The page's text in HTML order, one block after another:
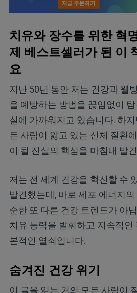
치유와 장수를 위한 혁
제 베스트셀러가 된 이
요
지난 50년 동안 저는 건강과 웰
을 예방하는 방법을 끊임없이
실에 가까워지고 있습니다. 하
든 사람이 앓고 있는 신체 질환
이 될 진실의 핵심을 마침내 발
저는 전 세계 건강을 혁신할 수
발견했는데, 바로 세포 에너지
순한 또 다른 건강 트렌드가 아
치유 능력을 발휘하고 지속적인
본적인 열쇠입니다.
숨겨진 건강 위기
이 글을 읽는 거의 모든 사람이